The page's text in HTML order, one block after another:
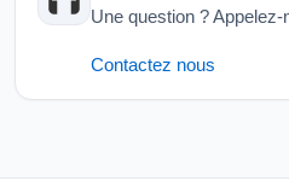
Une question ? Appelez-
Contactez nous